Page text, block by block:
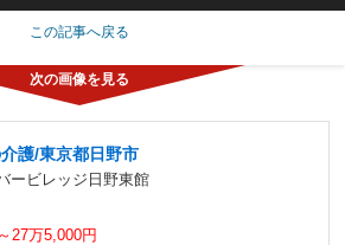
この記事へ戻る
護/東京都日野市
ービレッジ日野東館
27万5,000円